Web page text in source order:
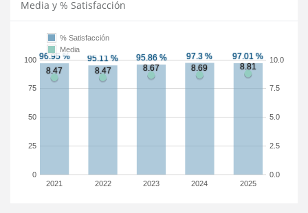
Media y % Satisfacción
2021 2022 2023 2024 2025
0
25
50
75
100
0.0
2.5
5.0
7.5
10.0
% Satisfacción
Media